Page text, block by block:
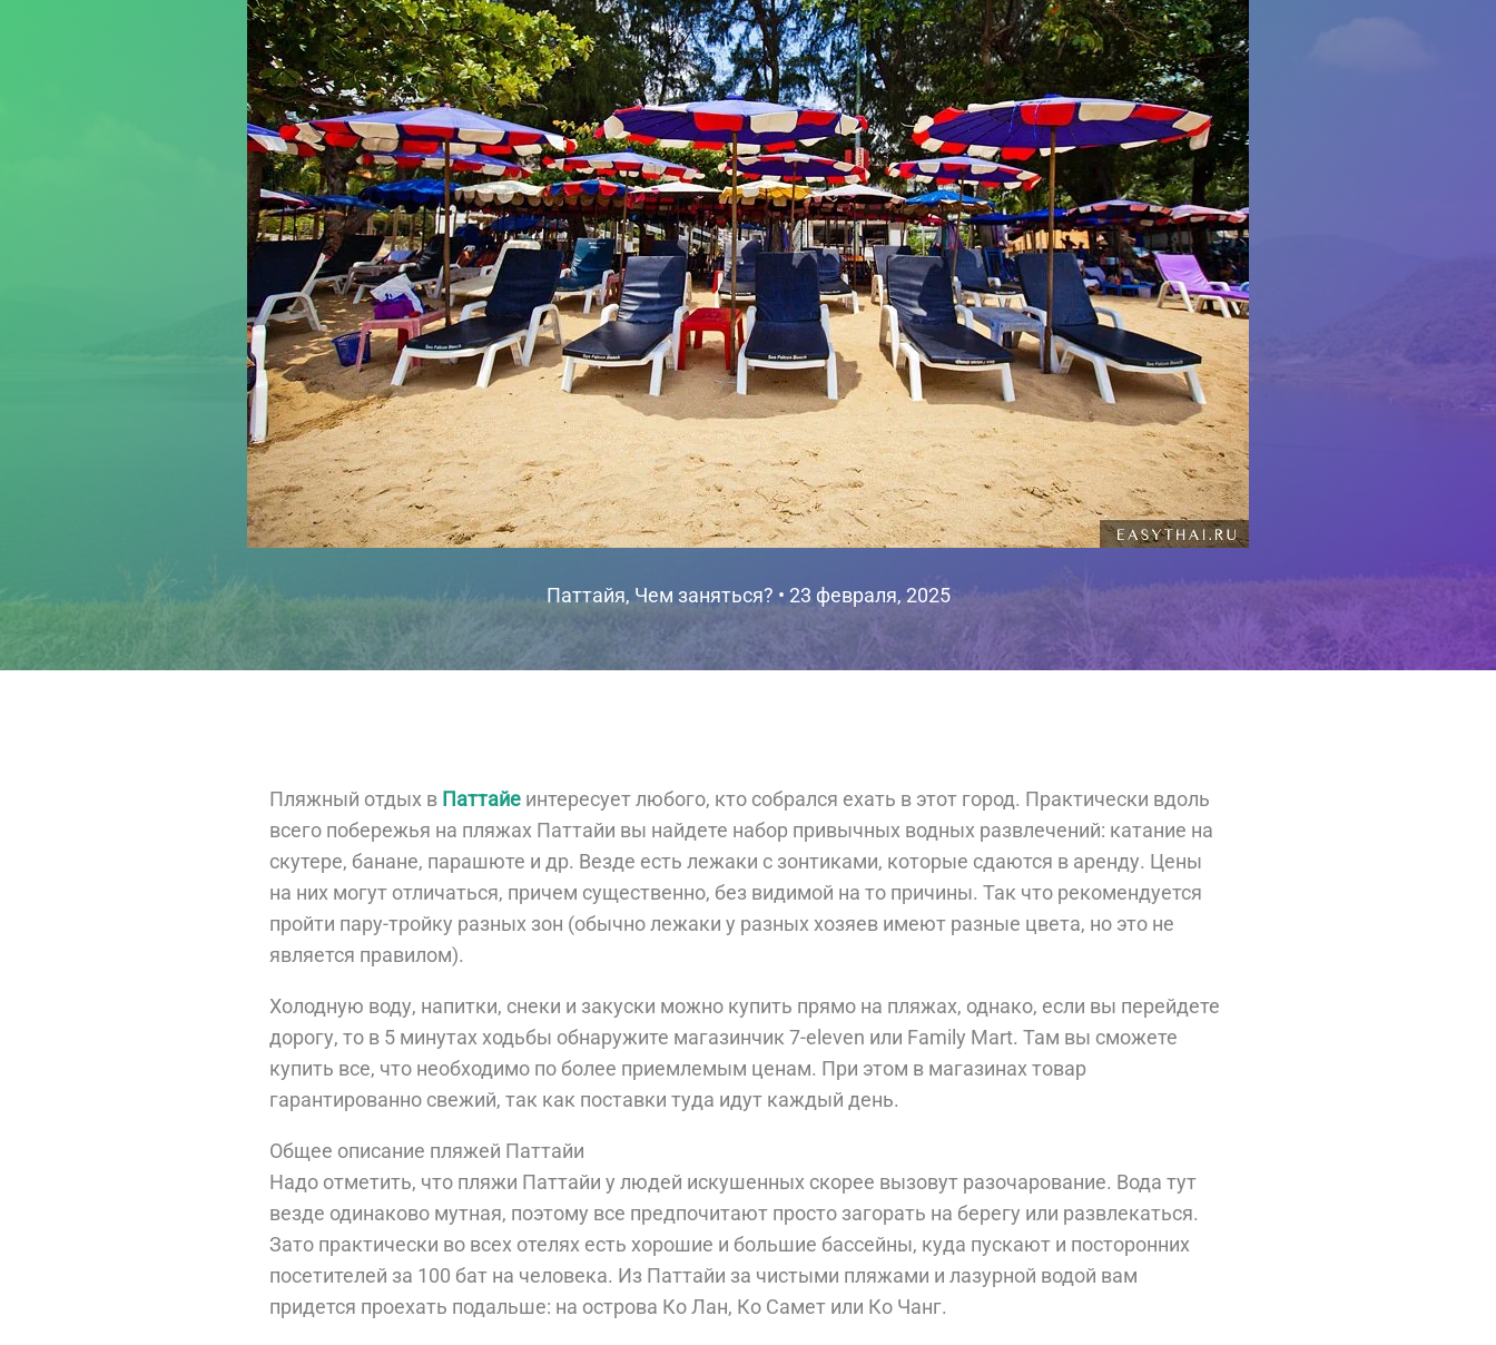
Паттайя, Чем заняться? • 23 февраля, 2025
Пляжный отдых в Паттайе интересует любого, кто собрался ехать в этот город. Практически вдоль
всего побережья на пляжах Паттайи вы найдете набор привычных водных развлечений: катание на
скутере, банане, парашюте и др. Везде есть лежаки с зонтиками, которые сдаются в аренду. Цены
на них могут отличаться, причем существенно, без видимой на то причины. Так что рекомендуется
пройти пару-тройку разных зон (обычно лежаки у разных хозяев имеют разные цвета, но это не
является правилом).
Холодную воду, напитки, снеки и закуски можно купить прямо на пляжах, однако, если вы перейдете
дорогу, то в 5 минутах ходьбы обнаружите магазинчик 7-eleven или Family Mart. Там вы сможете
купить все, что необходимо по более приемлемым ценам. При этом в магазинах товар
гарантированно свежий, так как поставки туда идут каждый день.
Общее описание пляжей Паттайи
Надо отметить, что пляжи Паттайи у людей искушенных скорее вызовут разочарование. Вода тут
везде одинаково мутная, поэтому все предпочитают просто загорать на берегу или развлекаться.
Зато практически во всех отелях есть хорошие и большие бассейны, куда пускают и посторонних
посетителей за 100 бат на человека. Из Паттайи за чистыми пляжами и лазурной водой вам
придется проехать подальше: на острова Ко Лан, Ко Самет или Ко Чанг.